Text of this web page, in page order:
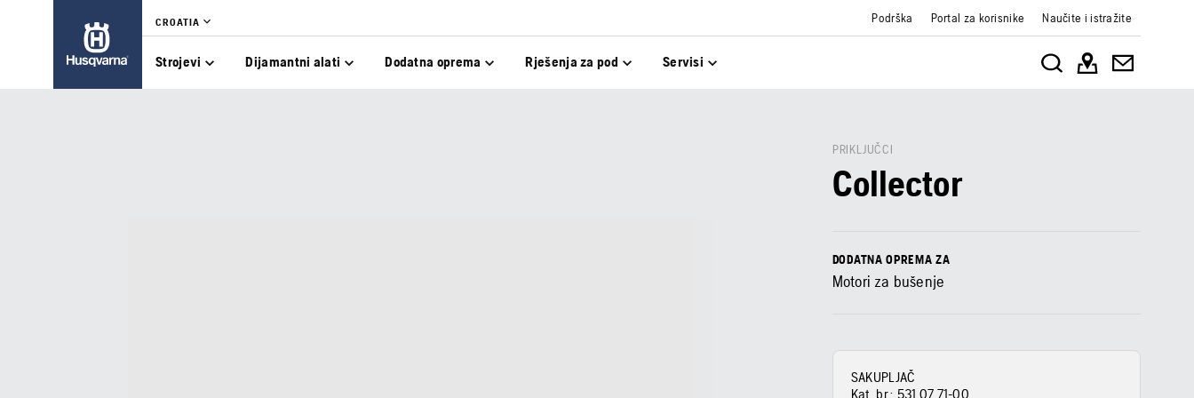
CROATIA Podrška Portal za korisnike Naučite i istražite
Strojevi Dijamantni alati Dodatna oprema Rješenja za pod Servisi
PRIKLJUČCI
Collector
DODATNA OPREMA ZA
Motori za bušenje
SAKUPLJAČ
Kat. br.: 531 07 71‑00